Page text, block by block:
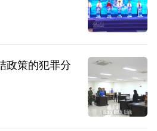
政策的犯罪分